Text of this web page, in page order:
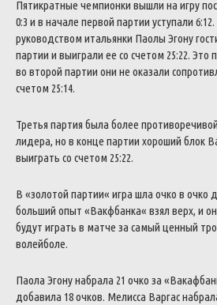
Пятикратные чемпионки вышли на игру
0:3 и в начале первой партии уступали 6:12.
руководством итальянки Паолы Эгону
партии и выиграли ее со счетом 25:22. Это
во второй партии они не оказали
счетом 25:14.
Третья партия была более противоречивой
лидера, но в конце партии хороший блок
выиграть со счетом 25:22.
В «золотой партии« игра шла очко в очко
больший опыт «Вакфбанка« взял верх, и
будут играть в матче за самый ценный
волейболе.
Паола Эгонунабрала 21 очко за «
добавила 18очков. Мелисса Варгас